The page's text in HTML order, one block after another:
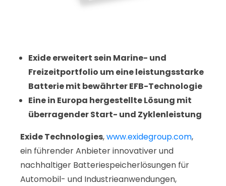
Exide erweitert sein Marine- und
Freizeitportfolio um eine leistungsstarke
Batterie mit bewährter EFB-Technologie
Eine in Europa hergestellte Lösung mit
überragender Start- und Zyklenleistung
Exide Technologies,www.exidegroup.com,
ein führender Anbieter innovativer und
nachhaltiger Batteriespeicherlösungen für
Automobil- und Industrieanwendungen,